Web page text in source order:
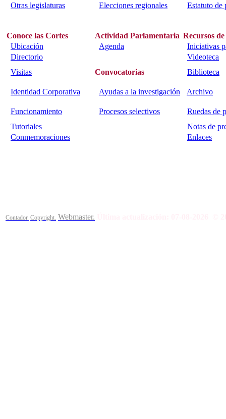
Otras legislaturas
Elecciones regionales Estatuto de
Conoce las Cortes Actividad Parlamentaria Recursos
Ubicación
Agenda
Iniciativas
Directorio
Videoteca
Visitas
Convocatorias Biblioteca
Identidad Corporativa Ayudas a la investigación Archivo
Funcionamiento Procesos selectivos
Ruedas de
Tutoriales
Notas de
Conmemoraciones
Enlaces
Contador. Copyright. Webmaster.